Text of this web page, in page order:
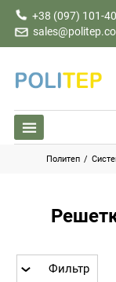
+38 (097) 101-
Политеп /
Фильтр